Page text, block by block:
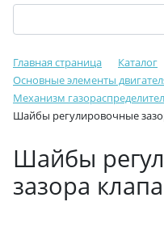
Главная страница Каталог
Основные элементы
Механизм
Шайбы регулировочные
Шайбы
зазора